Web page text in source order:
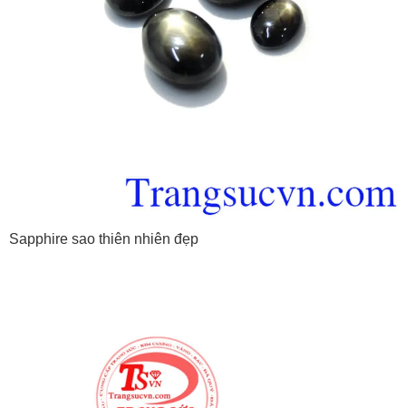
Sapphire sao thiên nhiên đẹp